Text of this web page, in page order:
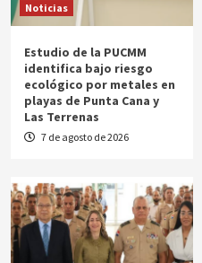
Noticias
Estudio de la PUCMM
identifica bajo riesgo
ecológico por metales en
playas de Punta Cana y
Las Terrenas
7 de agosto de 2026